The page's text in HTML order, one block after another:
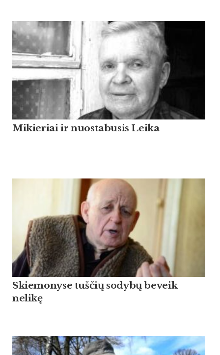
Mikieriai ir nuostabusis Leika
Skiemonyse tuščių sodybų beveik
nelikę